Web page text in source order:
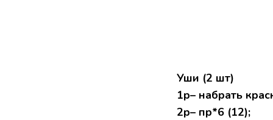
Уши (2 шт)
1р– набрать
2р– пр*6 (12);